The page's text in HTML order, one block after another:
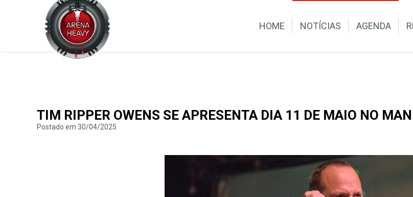
HOME NOTÍCIAS AGENDA
TIM RIPPER OWENS SE APRESENTA DIA 11 DE MAIO NO
Postado em 30/04/2025